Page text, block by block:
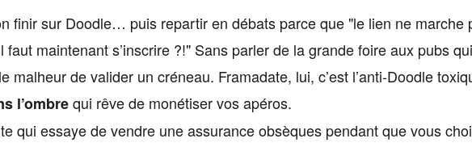
finir sur Doodle… puis repartir en débats parce que "le lien ne marche
faut maintenant s’inscrire ?!" Sans parler de la grande foire aux pubs qui
malheur de valider un créneau. Framadate, lui, c’est l’anti-Doodle
l’ombrequi rêve de monétiser vos apéros.
qui essaye de vendre une assurance obsèques pendant que vous